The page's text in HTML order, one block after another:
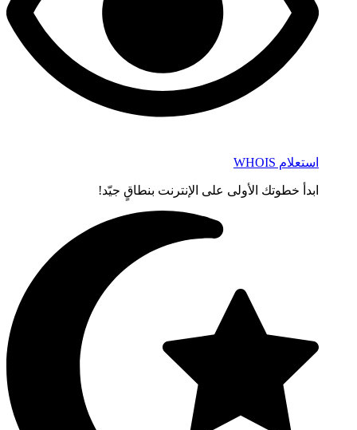
استعلام WHOIS
ابدأ خطوتك الأولى على الإنترنت بنطاقٍ جيّد!